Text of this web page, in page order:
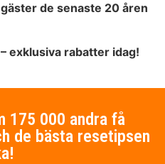
de senaste 20 åren
exklusiva rabatter idag!
175 000 andra få
de bästa resetipsen